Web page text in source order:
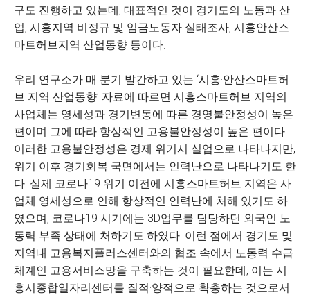
구도 진행하고 있는데, 대표적인 것이 경기도의 노동과 산
업, 시흥지역 비정규 및 임금노동자 실태조사, 시흥안산스
마트허브지역 산업동향 등이다.
우리 연구소가 매 분기 발간하고 있는 ‘시흥·안산스마트허
브 지역 산업동향’ 자료에 따르면 시흥스마트허브 지역의
사업체는 영세성과 경기변동에 따른 경영불안정성이 높은
편이며 그에 따라 항상적인 고용불안정성이 높은 편이다.
이러한 고용불안정성은 경제 위기시 실업으로 나타나지만,
위기 이후 경기회복 국면에서는 인력난으로 나타나기도 한
다. 실제 코로나19 위기 이전에 시흥스마트허브 지역은 사
업체 영세성으로 인해 항상적인 인력난에 처해 있기도 하
였으며, 코로나19 시기에는 3D업무를 담당하던 외국인 노
동력 부족 상태에 처하기도 하였다. 이런 점에서 경기도 및
지역내 고용복지플러스센터와의 협조 속에서 노동력 수급
체계인 고용서비스망을 구축하는 것이 필요한데, 이는 시
흥시종합일자리센터를 질적·양적으로 확충하는 것으로서